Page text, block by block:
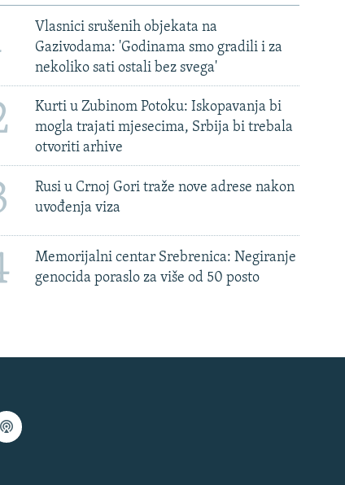
Vlasnici srušenih objekata na
Gazivodama: 'Godinama smo gradili i za
nekoliko sati ostali bez svega'
Kurti u Zubinom Potoku: Iskopavanja bi
mogla trajati mjesecima, Srbija bi trebala
otvoriti arhive
Rusi u Crnoj Gori traže nove adrese nakon
uvođenja viza
Memorijalni centar Srebrenica: Negiranje
genocida poraslo za više od 50 posto